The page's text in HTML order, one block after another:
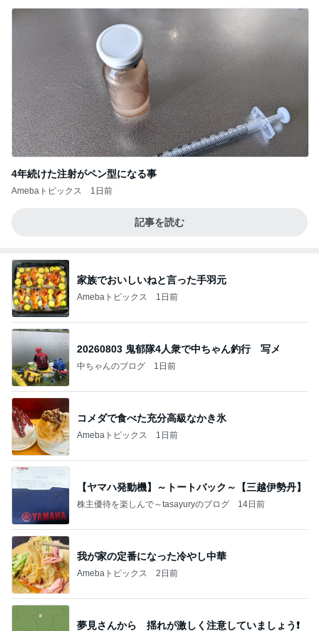
4年続けた注射がペン型になる事
Amebaトピックス 1日前
記事を読む
家族でおいしいねと言った手羽元
Amebaトピックス 1日前
20260803 鬼郁隊4人衆で中ちゃん釣行 写メ
中ちゃんのブログ 1日前
コメダで食べた充分高級なかき氷
Amebaトピックス 1日前
【ヤマハ発動機】～トートバック～【三越伊勢丹】
株主優待を楽しんで～tasayuryのブログ 14日前
我が家の定番になった冷やし中華
Amebaトピックス 2日前
夢見さんから 揺れが激しく注意していましょう❗️